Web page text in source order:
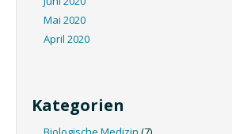
Mai 2020
April 2020
Kategorien